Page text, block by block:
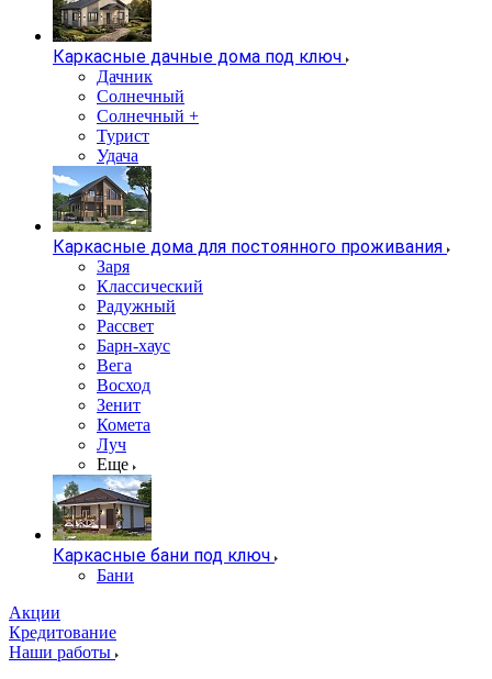
Каркасные дачные дома под ключ
Дачник
Солнечный
Солнечный +
Турист
Удача
Каркасные дома для постоянного проживания
Заря
Классический
Радужный
Рассвет
Барн-хаус
Вега
Восход
Зенит
Комета
Луч
Еще
Каркасные бани под ключ
Бани
Акции
Кредитование
Наши работы